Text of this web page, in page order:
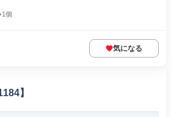
個
気になる
】